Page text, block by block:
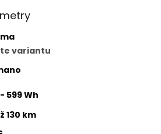
variantu
599 Wh
130 km